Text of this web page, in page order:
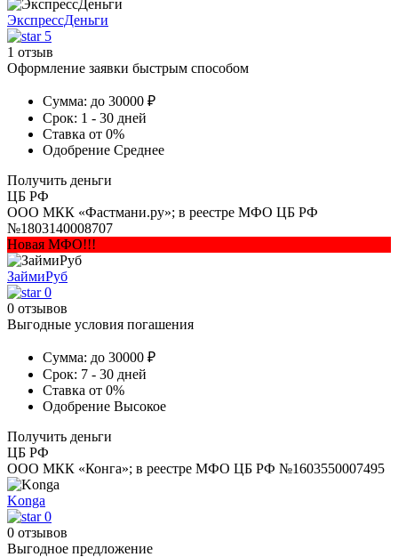
ЭкспрессДеньги
5
1 отзыв
Оформление заявки быстрым способом
Сумма: до 30000 ₽
Срок: 1 - 30 дней
Ставка от 0%
Одобрение Среднее
Получить деньги
ЦБ РФ
ООО МКК «Фастмани.ру»; в реестре МФО ЦБ РФ
№1803140008707
Новая МФО!!!
ЗаймиРуб
0
0 отзывов
Выгодные условия погашения
Сумма: до 30000 ₽
Срок: 7 - 30 дней
Ставка от 0%
Одобрение Высокое
Получить деньги
ЦБ РФ
ООО МКК «Конга»; в реестре МФО ЦБ РФ №1603550007495
Konga
0
0 отзывов
Выгодное предложение